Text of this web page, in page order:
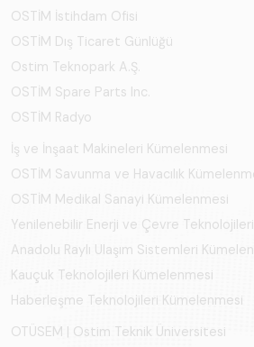
OSTİM İstihdam Ofisi
OSTİM Dış Ticaret Günlüğü
Ostim Teknopark A.Ş.
OSTİM Spare Parts Inc.
OSTİM Radyo
İş ve İnşaat Makineleri Kümelenmesi
OSTİM Savunma ve Havacılık
OSTİM Medikal Sanayi Kümelenmesi
Yenilenebilir Enerji ve Çevre
Anadolu Raylı Ulaşım Sistemleri
Kauçuk Teknolojileri Kümelenmesi
Haberleşme Teknolojileri Kümelenmesi
OTÜSEM | Ostim Teknik Üniversitesi